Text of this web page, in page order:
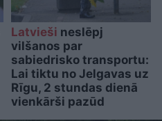
Latvieši neslēpj
vilšanos par
sabiedrisko transportu:
Lai tiktu no Jelgavas uz
Rīgu, 2 stundas dienā
vienkārši pazūd